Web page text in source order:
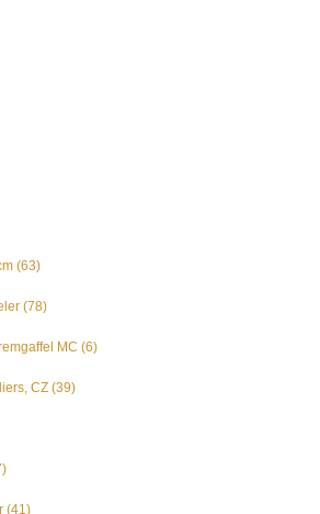
(63)
(78)
MC (6)
CZ (39)
(41)